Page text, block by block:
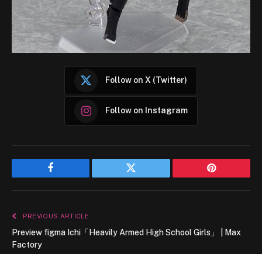
Follow on X (Twitter)
Follow on Instagram
Facebook Twitter Pinterest
PREVIOUS ARTICLE
Preview figma Ichi「Heavily Armed High School Girls」 | Max
Factory